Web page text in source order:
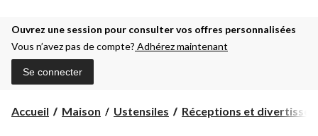
Ouvrez une session pour consulter vos offres personnalisées
Vous n’avez pas de compte? Adhérez maintenant
Se connecter
Accueil Maison Ustensiles Réceptions et